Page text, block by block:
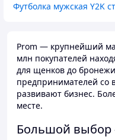
Футболка мужская Y2K
Prom — крупнейший
млн покупателей
для щенков до
предпринимателей со
развивают бизнес.
месте.
Большой